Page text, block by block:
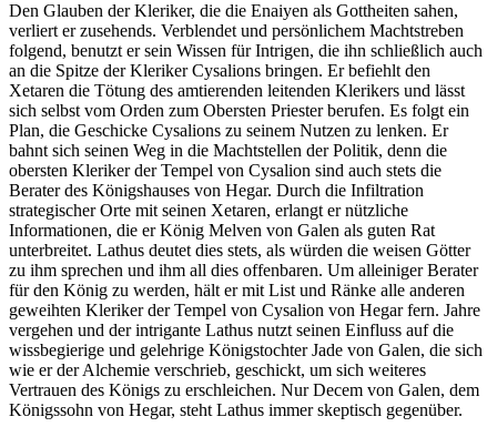
Den Glauben der Kleriker, die die Enaiyen als Gottheiten sahen,
verliert er zusehends. Verblendet und persönlichem Machtstreben
folgend, benutzt er sein Wissen für Intrigen, die ihn schließlich auch
an die Spitze der Kleriker Cysalions bringen. Er befiehlt den
Xetaren die Tötung des amtierenden leitenden Klerikers und lässt
sich selbst vom Orden zum Obersten Priester berufen. Es folgt ein
Plan, die Geschicke Cysalions zu seinem Nutzen zu lenken. Er
bahnt sich seinen Weg in die Machtstellen der Politik, denn die
obersten Kleriker der Tempel von Cysalion sind auch stets die
Berater des Königshauses von Hegar. Durch die Infiltration
strategischer Orte mit seinen Xetaren, erlangt er nützliche
Informationen, die er König Melven von Galen als guten Rat
unterbreitet. Lathus deutet dies stets, als würden die weisen Götter
zu ihm sprechen und ihm all dies offenbaren. Um alleiniger Berater
für den König zu werden, hält er mit List und Ränke alle anderen
geweihten Kleriker der Tempel von Cysalion von Hegar fern. Jahre
vergehen und der intrigante Lathus nutzt seinen Einfluss auf die
wissbegierige und gelehrige Königstochter Jade von Galen, die sich
wie er der Alchemie verschrieb, geschickt, um sich weiteres
Vertrauen des Königs zu erschleichen. Nur Decem von Galen, dem
Königssohn von Hegar, steht Lathus immer skeptisch gegenüber.